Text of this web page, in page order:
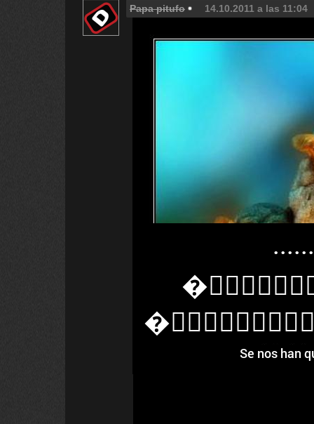
Papa pitufo 14.10.2011 a las 11:04
�้้้้้้้้้้้้้้้้้้้
Se nos han